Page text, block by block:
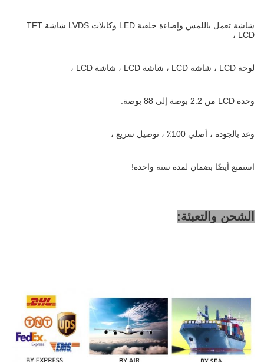
شاشة تعمل باللمس وإضاءة خلفية LED وكابلات LVDS.شاشة TFT
LCD ،
لوحة LCD ، شاشة LCD ، شاشة LCD ، شاشة LCD ،
وحدة LCD من 2.2 بوصة إلى 88 بوصة.
وعد بالجودة ، أصلي 100٪ ، توصيل سريع ،
استمتع أيضًا بضمان لمدة سنة واحدة!
الشحن والتعبئة: